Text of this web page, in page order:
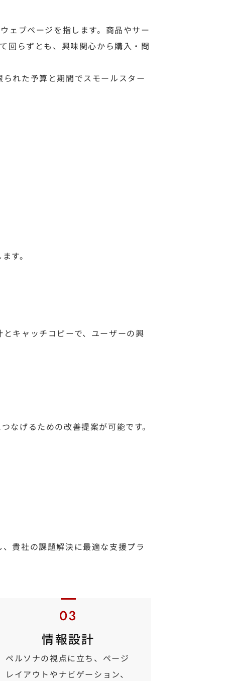
ェブページを指します。商品やサー
回らずとも、興味関心から購入・問
れた予算と期間でスモールスター
す。
キャッチコピーで、ユーザーの興
なげるための改善提案が可能です。
貴社の課題解決に最適な支援プラ
情報設計
ペルソナの視点に立ち、ページ
レイアウトやナビゲーション、